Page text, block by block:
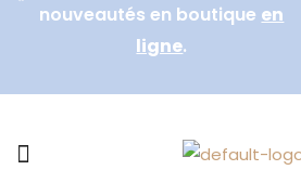
nouveautés en boutique en
ligne.